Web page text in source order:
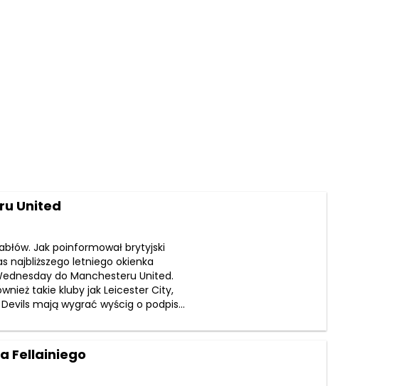
United
Jak poinformował brytyjski
najbliższego letniego okienka
do Manchesteru United.
takie kluby jak Leicester City,
mają wygrać wyścig o podpis...
Fellainiego